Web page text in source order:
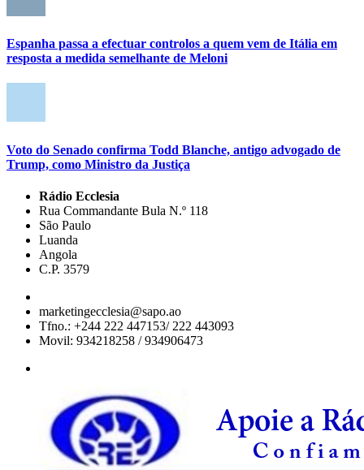
Espanha passa a efectuar controlos a quem vem de Itália em
resposta a medida semelhante de Meloni
Voto do Senado confirma Todd Blanche, antigo advogado de
Trump, como Ministro da Justiça
Rádio Ecclesia
Rua Commandante Bula N.º 118
São Paulo
Luanda
Angola
C.P. 3579
marketingecclesia@sapo.ao
Tfno.: +244 222 447153/ 222 443093
Movil: 934218258 / 934906473